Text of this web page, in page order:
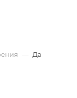
— Да